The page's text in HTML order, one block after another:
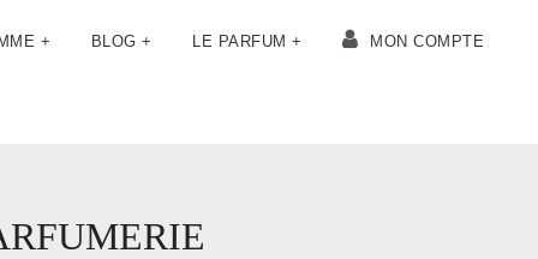
+ BLOG + LE PARFUM + MON COMPTE